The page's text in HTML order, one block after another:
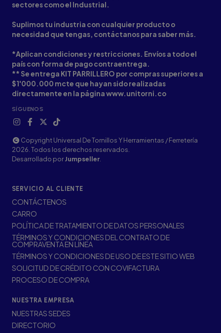
sectores como el Industrial.
Suplimos tu industria con cualquier producto o
necesidad que tengas, contáctanos para saber más.
*Aplican condiciones y restricciones. Envíos a todo el
país con forma de pago contraentrega.
** Se entrega KIT PARRILLERO por compras superiores a
$1'000.000 mcte que hayan sido realizadas
directamente en la página www.unitorni.co
SÍGUENOS
Copyright Universal De Tornillos Y Herramientas / Ferretería
2026. Todos los derechos reservados.
Desarrollado porJumpseller
SERVICIO AL CLIENTE
CONTÁCTENOS
CARRO
POLÍTICA DE TRATAMIENTO DE DATOS PERSONALES
TÉRMINOS Y CONDICIONES DEL CONTRATO DE
COMPRAVENTA EN LÍNEA
TÉRMINOS Y CONDICIONES DE USO DE ESTE SITIO WEB
SOLICITUD DE CRÉDITO CON COVIFACTURA
PROCESO DE COMPRA
NUESTRA EMPRESA
NUESTRAS SEDES
DIRECTORIO